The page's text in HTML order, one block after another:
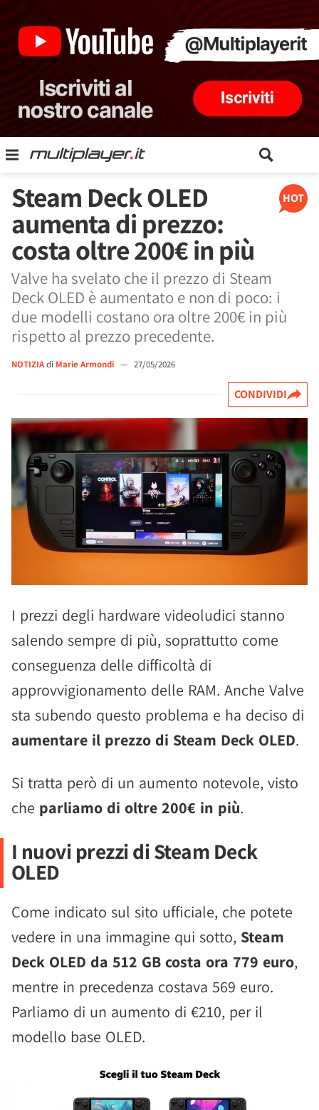
HOT
Steam Deck OLED
aumenta di prezzo:
costa oltre 200€ in più
Valve ha svelato che il prezzo di Steam
Deck OLED è aumentato e non di poco: i
due modelli costano ora oltre 200€ in più
rispetto al prezzo precedente.
NOTIZIAdi Marie Armondi — 27/05/2026
CONDIVIDI
I prezzi degli hardware videoludici stanno
salendo sempre di più, soprattutto come
conseguenza delle difficoltà di
approvvigionamento delle RAM. Anche Valve
sta subendo questo problema e ha deciso di
aumentare il prezzo di Steam Deck OLED.
Si tratta però di un aumento notevole, visto
che parliamo di oltre 200€ in più.
I nuovi prezzi di Steam Deck
OLED
Come indicato sul sito ufficiale, che potete
vedere in una immagine qui sotto, Steam
Deck OLED da 512 GB costa ora 779 euro,
mentre in precedenza costava 569 euro.
Parliamo di un aumento di €210, per il
modello base OLED.